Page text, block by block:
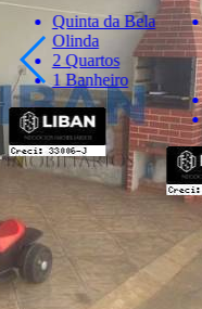
Quinta da Bela
Olinda
2 Quartos
1 Banheiro
Importante